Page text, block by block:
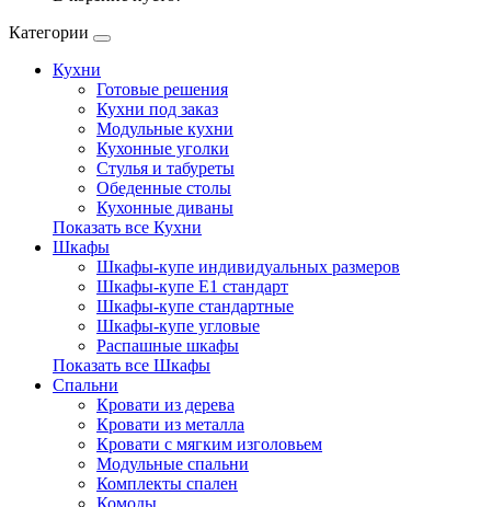
Категории
Кухни
Готовые решения
Кухни под заказ
Модульные кухни
Кухонные уголки
Стулья и табуреты
Обеденные столы
Кухонные диваны
Показать все Кухни
Шкафы
Шкафы-купе индивидуальных размеров
Шкафы-купе Е1 стандарт
Шкафы-купе стандартные
Шкафы-купе угловые
Распашные шкафы
Показать все Шкафы
Спальни
Кровати из дерева
Кровати из металла
Кровати с мягким изголовьем
Модульные спальни
Комплекты спален
Комоды